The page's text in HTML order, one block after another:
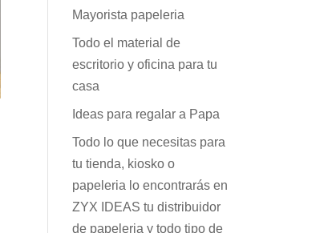
Mayorista papeleria
Todo el material de
escritorio y oficina para tu
casa
Ideas para regalar a Papa
Todo lo que necesitas para
tu tienda, kiosko o
papeleria lo encontrarás en
ZYX IDEAS tudistribuidor
de papeleria y todo tipo de